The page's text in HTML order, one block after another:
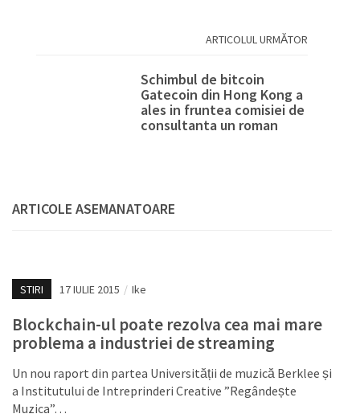
ARTICOLUL URMĂTOR
Schimbul de bitcoin
Gatecoin din Hong Kong a
ales in fruntea comisiei de
consultanta un roman
ARTICOLE ASEMANATOARE
STIRI 17 IULIE 2015 / Ike
Blockchain-ul poate rezolva cea mai mare
problema a industriei de streaming
Un nou raport din partea Universității de muzică Berklee și
a Institutului de Intreprinderi Creative ”Regândește
Muzica”…